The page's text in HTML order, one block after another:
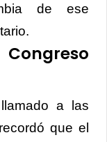
de ese
a las
que el